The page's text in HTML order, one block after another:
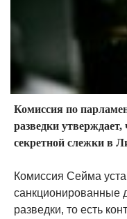
Комиссия по
разведки утверждает,
секретной слежки в
Комиссия Сейма
санкционированные
разведки, то есть